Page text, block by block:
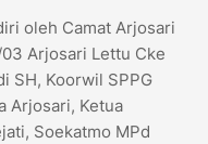
oleh Camat Arjosari
Arjosari Lettu Cke
SH, Koorwil SPPG
Arjosari, Ketua
Soekatmo MPd